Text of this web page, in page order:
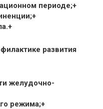
периоде;+
развития
желудочно-
режима;+